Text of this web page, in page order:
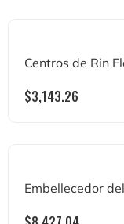
Centros de Rin
$3,143.26
Embellecedor